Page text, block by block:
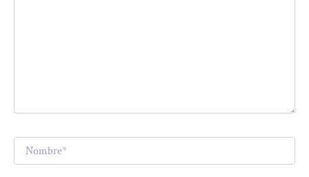
Nombre*